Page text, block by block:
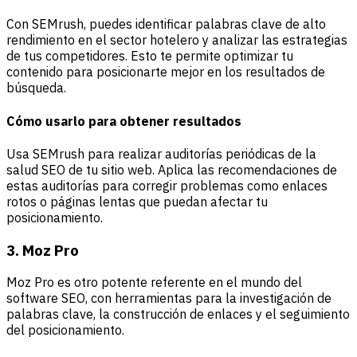
Con SEMrush, puedes identificar palabras clave de alto
rendimiento en el sector hotelero y analizar las estrategias
de tus competidores. Esto te permite optimizar tu
contenido para posicionarte mejor en los resultados de
búsqueda.
Cómo usarlo para obtener resultados
Usa SEMrush para realizar auditorías periódicas de la
salud SEO de tu sitio web. Aplica las recomendaciones de
estas auditorías para corregir problemas como enlaces
rotos o páginas lentas que puedan afectar tu
posicionamiento.
3. Moz Pro
Moz Pro es otro potente referente en el mundo del
software SEO, con herramientas para la investigación de
palabras clave, la construcción de enlaces y el seguimiento
del posicionamiento.